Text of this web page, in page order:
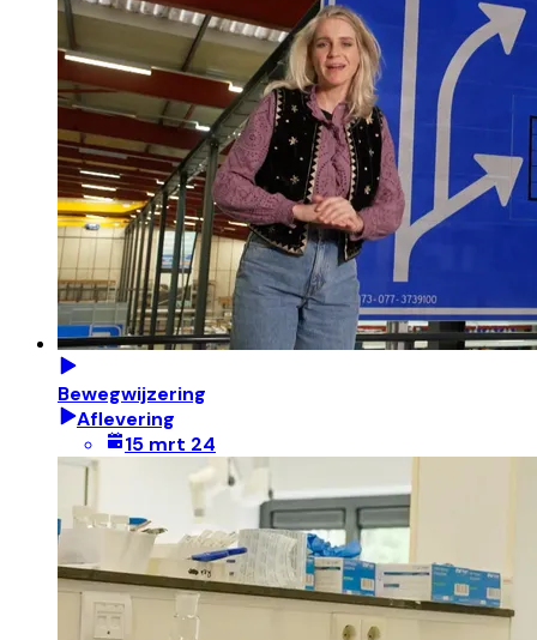
Bewegwijzering
Aflevering
15 mrt 24